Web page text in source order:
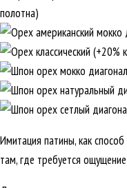
Имитация патины, как
там, где требуется